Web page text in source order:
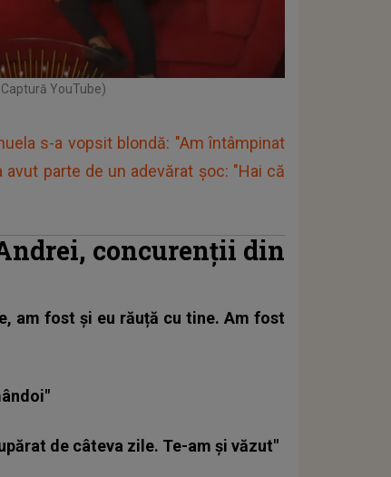
YouTube)
s-a vopsit blondă: "Am întâmpinat
parte de un adevărat șoc: "Hai că
concurenții din
am fost și eu răuță cu tine. Am fost
de câteva zile. Te-am și văzut"